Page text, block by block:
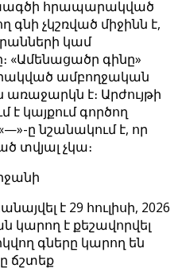
հրապարակված
չկշռված միջինն է,
կամ
«Ամենացածր գինը»
ամբողջական
է։ Արժույթի
կայքում գործող
ը նշանակում է, որ
տվյալ չկա։
է 29 հուլիսի, 2026
կարող է քեշավորվել
գները կարող են
ճշտեք